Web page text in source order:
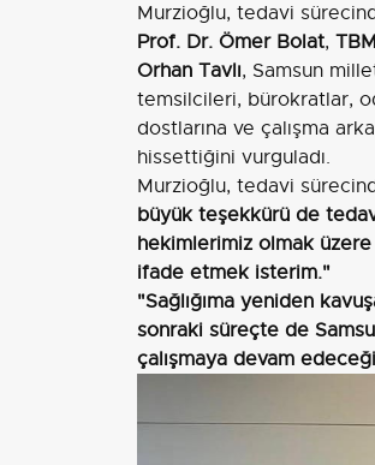
Murzioğlu, tedavi
Prof. Dr. Ömer Bolat,
Orhan Tavlı, Samsun
temsilcileri, bürokratlar,
dostlarına ve çalışma
hissettiğini vurguladı.
Murzioğlu, tedavi
büyük teşekkürü de
hekimlerimiz olmak üzere
ifade etmek isterim."
"Sağlığıma yeniden
sonraki süreçte de
çalışmaya devam